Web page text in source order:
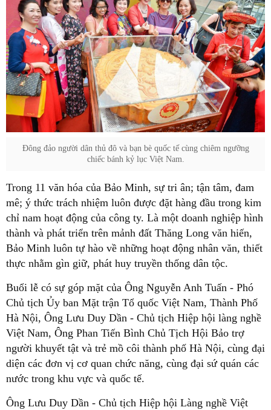
Đông đảo người dân thủ đô và bạn bè quốc tế cùng chiêm ngưỡng
chiếc bánh kỷ lục Việt Nam.
Trong 11 văn hóa của Bảo Minh, sự tri ân; tận tâm, đam
mê; ý thức trách nhiệm luôn được đặt hàng đầu trong kim
chỉ nam hoạt động của công ty. Là một doanh nghiệp hình
thành và phát triển trên mảnh đất Thăng Long văn hiến,
Bảo Minh luôn tự hào về những hoạt động nhân văn, thiết
thực nhằm gìn giữ, phát huy truyền thống dân tộc.
Buổi lễ có sự góp mặt của Ông Nguyễn Anh Tuấn - Phó
Chủ tịch Ủy ban Mặt trận Tổ quốc Việt Nam, Thành Phố
Hà Nội, Ông Lưu Duy Dần - Chủ tịch Hiệp hội làng nghề
Việt Nam, Ông Phan Tiến Bình Chủ Tịch Hội Bảo trợ
người khuyết tật và trẻ mồ côi thành phố Hà Nội, cùng đại
diện các đơn vị cơ quan chức năng, cùng đại sứ quán các
nước trong khu vực và quốc tế.
Ông Lưu Duy Dần - Chủ tịch Hiệp hội Làng nghề Việt